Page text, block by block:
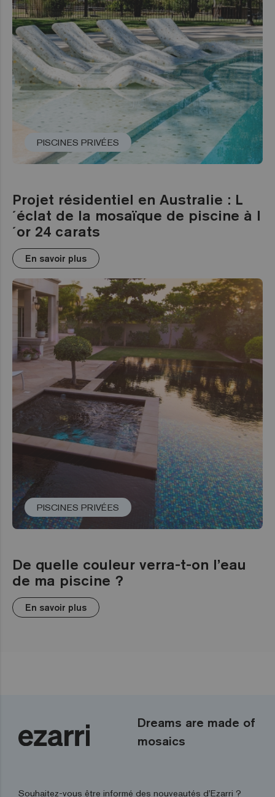
PISCINES PRIVÉES
Projet résidentiel en Australie : L
´éclat de la mosaïque de piscine à l
´or 24 carats
En savoir plus
PISCINES PRIVÉES
De quelle couleur verra-t-on l’eau
de ma piscine ?
En savoir plus
Dreams are made of
mosaics
Souhaitez-vous être informé des nouveautés d’Ezarri ?